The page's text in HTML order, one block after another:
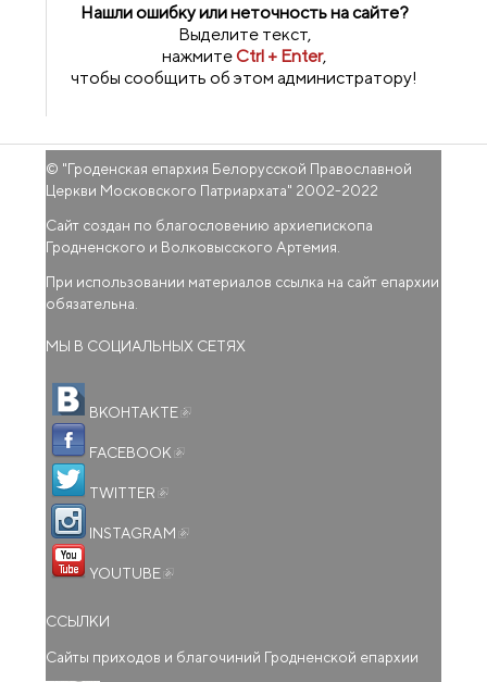
Нашли ошибку или неточность на сайте?
Выделите текст,
нажмитеCtrl + Enter,
чтобы сообщить об этом администратору!
© "Гроденская епархия Белорусской Православной
Церкви Московского Патриархата" 2002-2022
Сайт создан по благословению архиепископа
Гродненского и Волковысского Артемия.
При использовании материалов ссылка на сайт епархии
обязательна.
МЫ В СОЦИАЛЬНЫХ СЕТЯХ
ВКОНТАКТЕ
FACEBOOK
TWITTER
INSTAGRAM
YOUTUBE
ССЫЛКИ
Сайты приходов и благочиний Гродненской епархии